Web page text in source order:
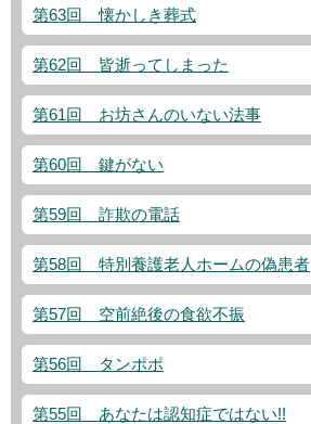
第63回 懐かしき葬式
第62回 皆逝ってしまった
第61回 お坊さんのいない法事
第60回 鍵がない
第59回 詐欺の電話
第58回 特別養護老人ホームの偽患者
第57回 空前絶後の食欲不振
第56回 タンポポ
第55回 あなたは認知症ではない!!